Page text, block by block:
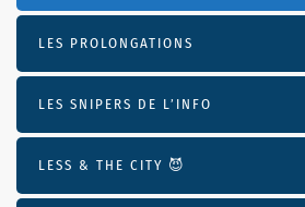
LES PROLONGATIONS
LES SNIPERS DE L’INFO
LESS & THE CITY 😈